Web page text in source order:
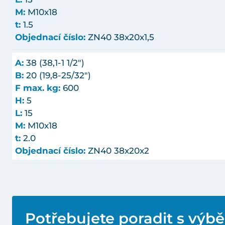
M: M10x18
t: 1.5
Objednací číslo: ZN40 38x20x1,5
A: 38 (38,1-1 1/2")
B: 20 (19,8-25/32")
F max. kg: 600
H: 5
L: 15
M: M10x18
t: 2.0
Objednací číslo: ZN40 38x20x2
Potřebujete poradit s